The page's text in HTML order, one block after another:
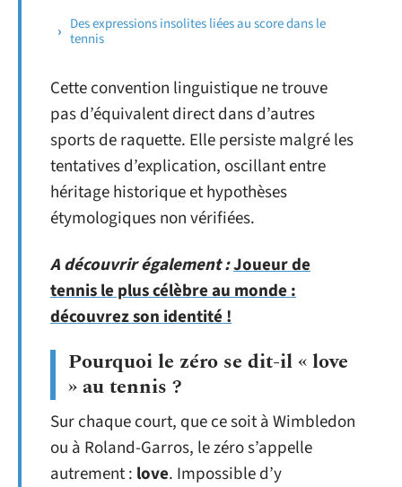
Des expressions insolites liées au score dans le
tennis
Cette convention linguistique ne trouve
pas d’équivalent direct dans d’autres
sports de raquette. Elle persiste malgré les
tentatives d’explication, oscillant entre
héritage historique et hypothèses
étymologiques non vérifiées.
A découvrir également :Joueur de
tennis le plus célèbre au monde :
découvrez son identité !
Pourquoi le zéro se dit-il « love
» au tennis ?
Sur chaque court, que ce soit à Wimbledon
ou à Roland-Garros, le zéro s’appelle
autrement : love. Impossible d’y